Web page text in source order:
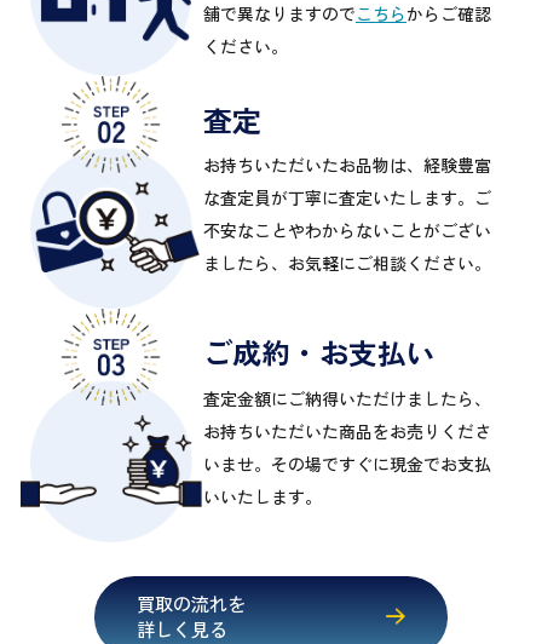
舗で異なりますのでこちらからご確認
ください。
査定
お持ちいただいたお品物は、経験豊富
な査定員が丁寧に査定いたします。ご
不安なことやわからないことがござい
ましたら、お気軽にご相談ください。
ご成約・お支払い
査定金額にご納得いただけましたら、
お持ちいただいた商品をお売りくださ
いませ。その場ですぐに現金でお支払
いいたします。
買取の流れを
詳しく見る